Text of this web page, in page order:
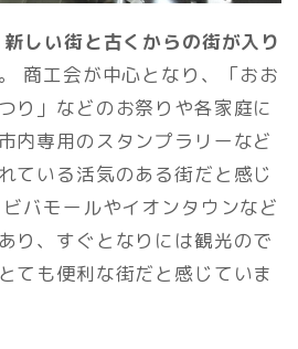
しい街と古くからの街が入り
商工会が中心となり、「おお
り」などのお祭りや各家庭に
内専用のスタンプラリーなど
ている活気のある街だと感じ
バモールやイオンタウンなど
り、すぐとなりには観光ので
ても便利な街だと感じていま